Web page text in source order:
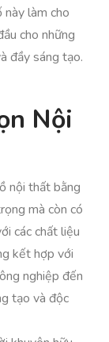
làm cho
cho những
đầy sáng tạo.
Nội
nội thất bằng
mà còn có
các chất liệu
kết hợp với
nghiệp đến
tạo và độc